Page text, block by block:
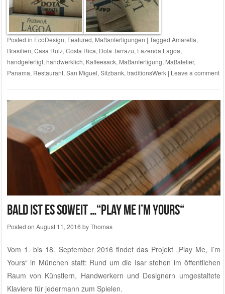
Posted in EcoDesign, Featured, Maßanfertigungen | Tagged Amarella,
Brasilien, Casa Ruiz, Costa Rica, Dota Tarrazu, Fazenda Lagoa,
handgefertigt, handwerklich, Kaffeesack, Maßanfertigung, Maßatelier,
Panama, Restaurant, San Miguel, Sitzbank, traditionsWerk | Leave a comment
Bald ist es soweit …“Play Me I’m Yours“
Posted on August 11, 2016 byThomas
Vom 1. bis 18. September 2016 findet das Projekt „Play Me, I’m
Yours“ in München statt: Rund um die Isar stehen im öffentlichen
Raum von Künstlern, Handwerkern und Designern umgestaltete
Klaviere für jedermann zum Spielen.